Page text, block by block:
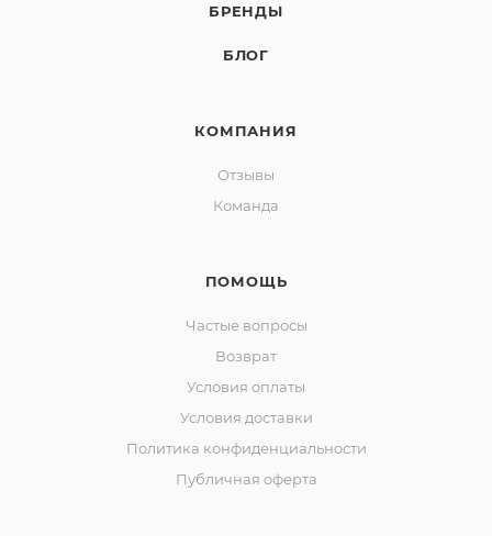
БРЕНДЫ
БЛОГ
КОМПАНИЯ
Отзывы
Команда
ПОМОЩЬ
Частые вопросы
Возврат
Условия оплаты
Условия доставки
Политика конфиденциальности
Публичная оферта